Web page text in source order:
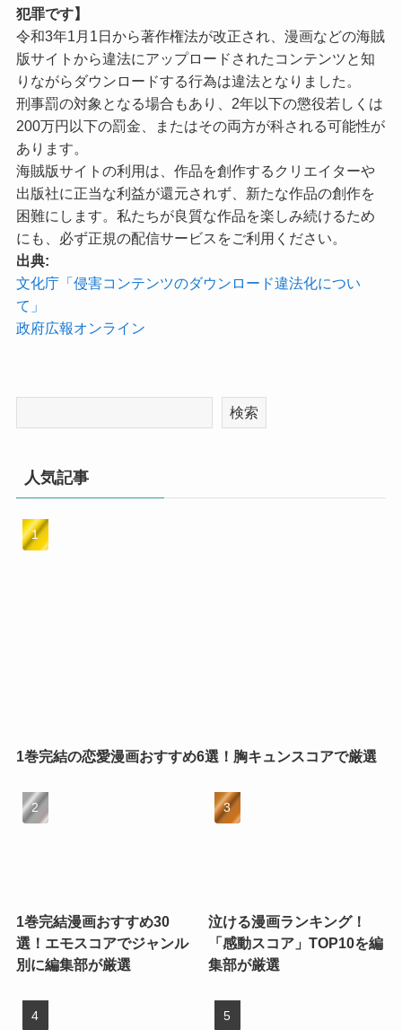
犯罪です】
令和3年1月1日から著作権法が改正され、漫画などの海賊
版サイトから違法にアップロードされたコンテンツと知
りながらダウンロードする行為は違法となりました。
刑事罰の対象となる場合もあり、2年以下の懲役若しくは
200万円以下の罰金、またはその両方が科される可能性が
あります。
海賊版サイトの利用は、作品を創作するクリエイターや
出版社に正当な利益が還元されず、新たな作品の創作を
困難にします。私たちが良質な作品を楽しみ続けるため
にも、必ず正規の配信サービスをご利用ください。
出典:
文化庁「侵害コンテンツのダウンロード違法化につい
て」
政府広報オンライン
検索
人気記事
1巻完結の恋愛漫画おすすめ6選！胸キュンスコアで厳選
1巻完結漫画おすすめ30
選！エモスコアでジャンル
別に編集部が厳選
泣ける漫画ランキング！
「感動スコア」TOP10を編
集部が厳選